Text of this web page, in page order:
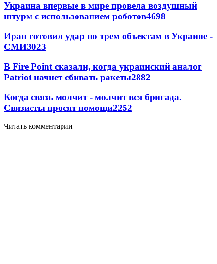
Украина впервые в мире провела воздушный
штурм с использованием роботов4698
Иран готовил удар по трем объектам в Украине -
СМИ3023
В Fire Point сказали, когда украинский аналог
Patriot начнет сбивать ракеты2882
Когда связь молчит - молчит вся бригада.
Связисты просят помощи2252
Читать комментарии